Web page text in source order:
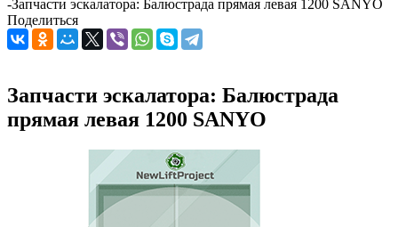
-Запчасти эскалатора: Балюстрада прямая левая 1200 SANYO
Поделиться
Запчасти эскалатора: Балюстрада
прямая левая 1200 SANYO